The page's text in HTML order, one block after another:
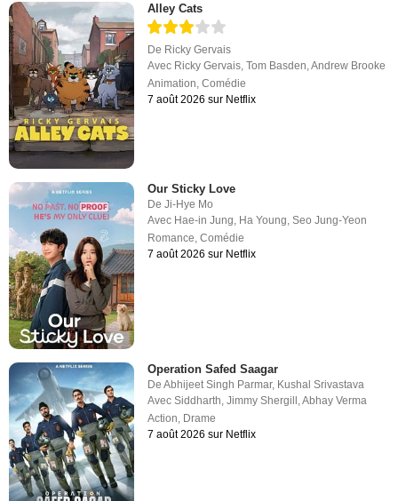
Alley Cats
De Ricky Gervais
Avec Ricky Gervais,Tom Basden,Andrew Brooke
Animation,Comédie
7 août 2026 sur Netflix
Our Sticky Love
DeJi-Hye Mo
Avec Hae-in Jung, Ha Young,Seo Jung-Yeon
Romance,Comédie
7 août 2026 sur Netflix
Operation Safed Saagar
DeAbhijeet Singh Parmar, Kushal Srivastava
AvecSiddharth,Jimmy Shergill ,Abhay Verma
Action, Drame
7 août 2026 sur Netflix